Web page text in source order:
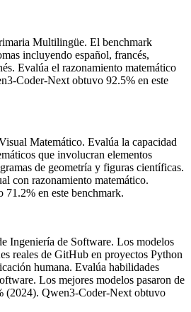
Multilingüe. El benchmark
incluyendo español, francés,
Evalúa el razonamiento matemático
Coder-Next obtuvo 92.5% en este
Matemático. Evalúa la capacidad
que involucran elementos
de geometría y figuras científicas.
con razonamiento matemático.
en este benchmark.
Ingeniería de Software. Los modelos
reales de GitHub en proyectos Python
humana. Evalúa habilidades
Los mejores modelos pasaron de
(2024). Qwen3-Coder-Next obtuvo